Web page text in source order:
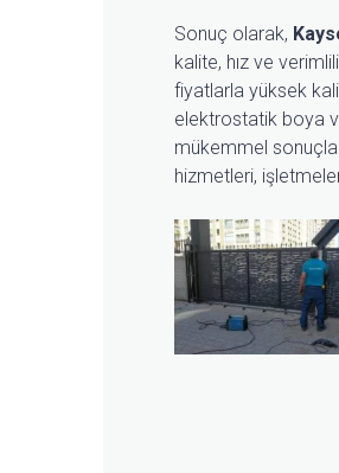
Sonuç olarak,
kalite, hız ve
fiyatlarla yüksek
elektrostatik boya
mükemmel
hizmetleri,